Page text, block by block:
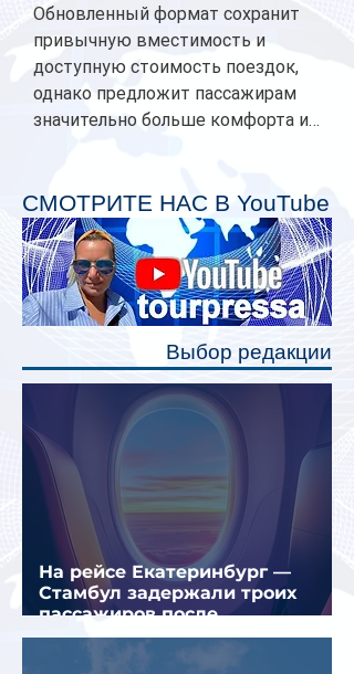
Обновленный формат сохранит
привычную вместимость и
доступную стоимость поездок,
однако предложит пассажирам
значительно больше комфорта и
планируется начать в 2027 году.
Одним из главных нововведений
станут индивидуальные шторки у
каждого спального места. Они
позволят пассажирам закрыть свою
полку во время сна или отдыха,
СМОТРИТЕ НАС В YouTube
Выбор редакции
На рейсе Екатеринбург —
Стамбул задержали троих
пассажиров после
предполагаемой серии краж